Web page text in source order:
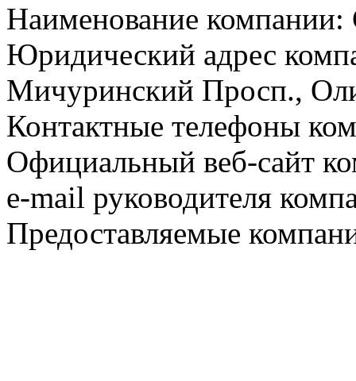
Наименование
Юридический адрес
Мичуринский Просп.,
Контактные телефоны
Официальный веб-сайт
e-mail руководителя
Предоставляемые